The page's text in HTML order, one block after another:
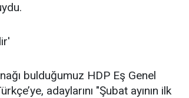
bulduğumuz HDP Eş Genel
adaylarını "Şubat ayının ilk